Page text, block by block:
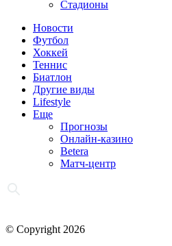
Стадионы
Новости
Футбол
Хоккей
Теннис
Биатлон
Другие виды
Lifestyle
Еще
Прогнозы
Онлайн-казино
Betera
Матч-центр
© Copyright 2026